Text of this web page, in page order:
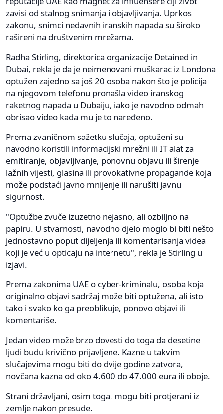
zavisi od stalnog snimanja i objavljivanja. Uprkos
zakonu, snimci nedavnih iranskih napada su široko
rašireni na društvenim mrežama.
Radha Stirling, direktorica organizacije Detained in
Dubai, rekla je da je neimenovani muškarac iz Londona
optužen zajedno sa još 20 osoba nakon što je policija
na njegovom telefonu pronašla video iranskog
raketnog napada u Dubaiju, iako je navodno odmah
obrisao video kada mu je to naređeno.
Prema zvaničnom sažetku slučaja, optuženi su
navodno koristili informacijski mrežni ili IT alat za
emitiranje, objavljivanje, ponovnu objavu ili širenje
lažnih vijesti, glasina ili provokativne propagande koja
može podstaći javno mnijenje ili narušiti javnu
sigurnost.
"Optužbe zvuče izuzetno nejasno, ali ozbiljno na
papiru. U stvarnosti, navodno djelo moglo bi biti nešto
jednostavno poput dijeljenja ili komentarisanja videa
koji je već u opticaju na internetu", rekla je Stirling u
izjavi.
Prema zakonima UAE o cyber-kriminalu, osoba koja
originalno objavi sadržaj može biti optužena, ali isto
tako i svako ko ga preoblikuje, ponovo objavi ili
komentariše.
Jedan video može brzo dovesti do toga da desetine
ljudi budu krivično prijavljene. Kazne u takvim
slučajevima mogu biti do dvije godine zatvora,
novčana kazna od oko 4.600 do 47.000 eura ili oboje.
Strani državljani, osim toga, mogu biti protjerani iz
zemlje nakon presude.